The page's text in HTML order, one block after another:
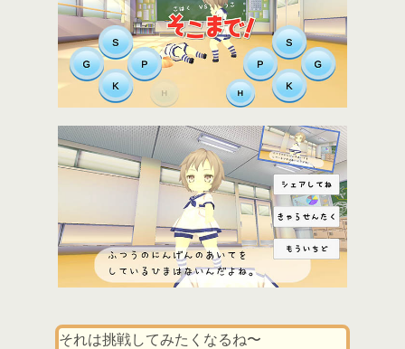
それは挑戦してみたくなるね〜